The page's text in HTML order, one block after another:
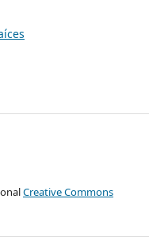
Creative Commons